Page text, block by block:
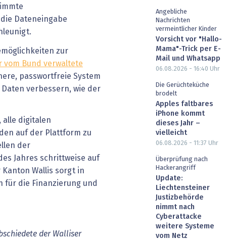
Dateneingabe
zur
vom Bund verwaltete
passwortfreie System
verbessern, wie der
alle digitalen
auf der Plattform zu
der
Jahres schrittweise auf
Kanton Wallis sorgt in
für die Finanzierung und
der Walliser
Angebliche
Nachrichten
vermeintlicher Kinder
Vorsicht vor "Hallo-
Mama"-Trick per E-
Mail und Whatsapp
06.08.2026 - 16:40 Uhr
Die Gerüchteküche
brodelt
Apples faltbares
iPhone kommt
dieses Jahr –
vielleicht
06.08.2026 - 11:37 Uhr
Überprüfung nach
Hackerangriff
Update:
Liechtensteiner
Justizbehörde
nimmt nach
Cyberattacke
weitere Systeme
vom Netz